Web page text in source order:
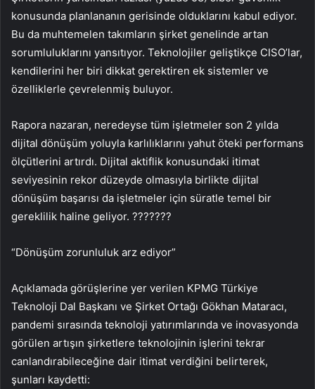
konusunda planlananın gerisinde olduklarını kabul ediyor.
Bu da muhtemelen takımların şirket genelinde artan
sorumluluklarını yansıtıyor. Teknolojiler geliştikçe CISO’lar,
kendilerini her biri dikkat gerektiren ek sistemler ve
özelliklerle çevrelenmiş buluyor.
Rapora nazaran, neredeyse tüm işletmeler son 2 yılda
dijital dönüşüm yoluyla karlılıklarını yahut öteki performans
ölçütlerini artırdı. Dijital aktiflik konusundaki itimat
seviyesinin rekor düzeyde olmasıyla birlikte dijital
dönüşüm başarısı da işletmeler için süratle temel bir
gereklilik haline geliyor. ???????
“Dönüşüm zorunluluk arz ediyor”
Açıklamada görüşlerine yer verilen KPMG Türkiye
Teknoloji Dal Başkanı ve Şirket Ortağı Gökhan Mataracı,
pandemi sırasında teknoloji yatırımlarında ve inovasyonda
görülen artışın şirketlere teknolojinin işlerini tekrar
canlandırabileceğine dair itimat verdiğini belirterek,
şunları kaydetti: